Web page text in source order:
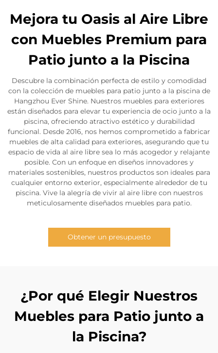
Mejora tu Oasis al Aire Libre
con Muebles Premium para
Patio junto a la Piscina
Descubre la combinación perfecta de estilo y comodidad
con la colección de muebles para patio junto a la piscina de
Hangzhou Ever Shine. Nuestros muebles para exteriores
están diseñados para elevar tu experiencia de ocio junto a la
piscina, ofreciendo atractivo estético y durabilidad
funcional. Desde 2016, nos hemos comprometido a fabricar
muebles de alta calidad para exteriores, asegurando que tu
espacio de vida al aire libre sea lo más acogedor y relajante
posible. Con un enfoque en diseños innovadores y
materiales sostenibles, nuestros productos son ideales para
cualquier entorno exterior, especialmente alrededor de tu
piscina. Vive la alegría de vivir al aire libre con nuestros
meticulosamente diseñados muebles para patio.
Obtener un presupuesto
¿Por qué Elegir Nuestros
Muebles para Patio junto a
la Piscina?